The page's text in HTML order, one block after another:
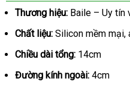
kéo
dài
thời
Thương hiệu: Baile – Uy tín
Chất liệu: Silicon mềm mại,
Chiều dài tổng: 14cm
Đường kính ngoài: 4cm